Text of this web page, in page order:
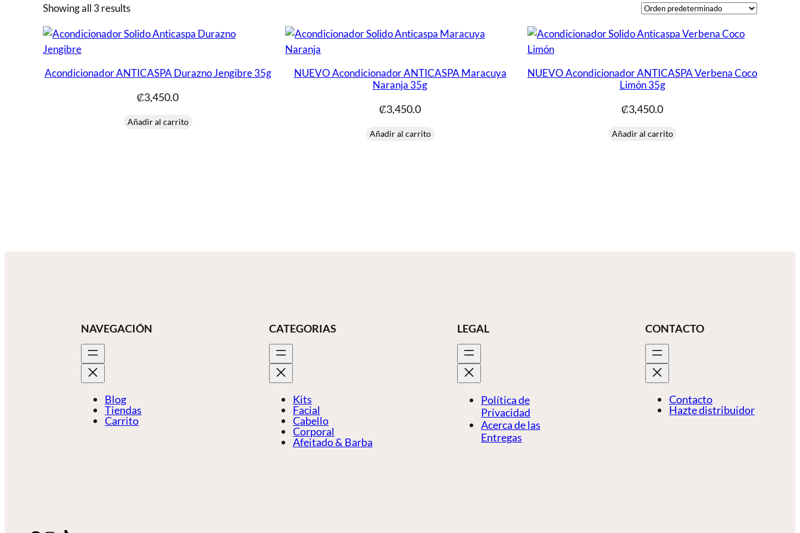
Showing all 3 results
Acondicionador ANTICASPA Durazno Jengibre 35g
₡3,450.0
Añadir al carrito
NUEVO Acondicionador ANTICASPA Maracuya
Naranja 35g
₡3,450.0
Añadir al carrito
NUEVO Acondicionador ANTICASPA Verbena Coco
Limón 35g
₡3,450.0
Añadir al carrito
NAVEGACIÓN
Blog
Tiendas
Carrito
CATEGORIAS
Kits
Facial
Cabello
Corporal
Afeitado & Barba
LEGAL
Política de
Privacidad
Acerca de las
Entregas
CONTACTO
Contacto
Hazte distribuidor